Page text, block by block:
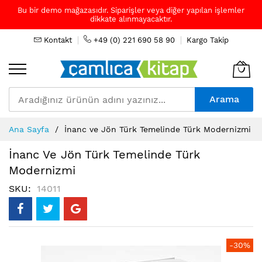
Bu bir demo mağazasıdır. Siparişler veya diğer yapılan işlemler
dikkate alınmayacaktır.
Kontakt +49 (0) 221 690 58 90 Kargo Takip
Arama
to
Content
Ana Sayfa İnanc ve Jön Türk Temelinde Türk Modernizmi
İnanc Ve Jön Türk Temelinde Türk
Modernizmi
SKU 14011
-30%